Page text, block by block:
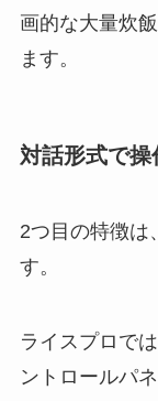
画的な大量炊
ます。
対話形式で操
2つ目の特徴は
す。
ライスプロで
ントロールパ